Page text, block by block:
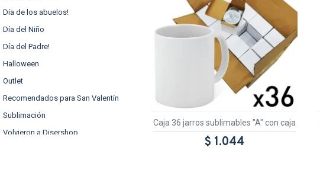
Día de los abuelos!
Día del Niño
Día del Padre!
Halloween
Outlet
Recomendados para San Valentín
Sublimación
Volvieron a Disershop
Caja 36 jarros sublimables "A" con caja
$ 1.044